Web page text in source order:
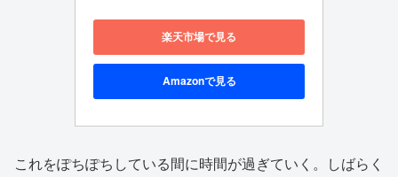
楽天市場で見る
Amazonで見る
これをぽちぽちしている間に時間が過ぎていく。しばらく